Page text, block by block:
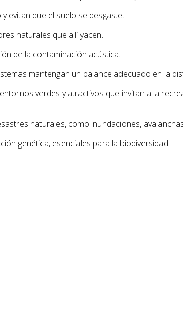
evitan que el suelo se desgaste.
naturales que allí yacen.
de la contaminación acústica.
mantengan un balance adecuado en la
verdes y atractivos que invitan a la
naturales, como inundaciones,
genética, esenciales para la biodiversidad.